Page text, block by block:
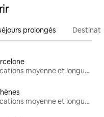
prolongés
Locations moyenne et longue durée
Locations moyenne et longue durée